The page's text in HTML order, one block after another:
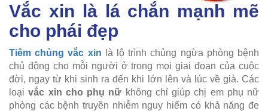
Vắc xin là lá chắn mạnh mẽ
cho phái đẹp
Tiêm chủng vắc xin là lộ trình chủng ngừa phòng bệnh
chủ động cho mỗi người ở trong mọi giai đoạn của cuộc
đời, ngay từ khi sinh ra đến khi lớn lên và lúc về già. Các
loạivắc xin cho phụ nữ không chỉ giúp chị em phụ nữ
phòng các bệnh truyền nhiễm nguy hiểm có khả năng đe